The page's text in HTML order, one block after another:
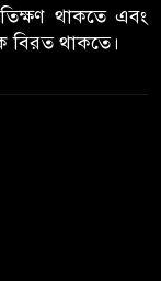
কড়া বার্তা
ফুল দিয়ে মঞ্চে
থাকতে এবং
বিরত থাকতে।